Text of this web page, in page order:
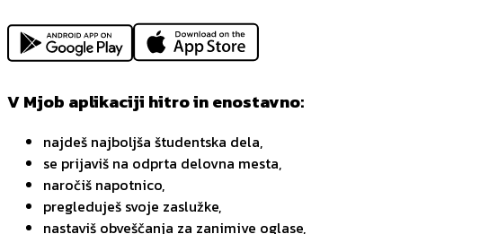
V Mjob aplikaciji hitro in enostavno:
najdeš najboljša študentska dela,
se prijaviš na odprta delovna mesta,
naročiš napotnico,
pregleduješ svoje zaslužke,
nastaviš obveščanja za zanimive oglase,